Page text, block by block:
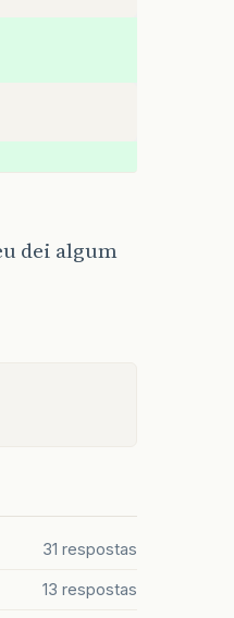
dei algum
31 respostas
13 respostas